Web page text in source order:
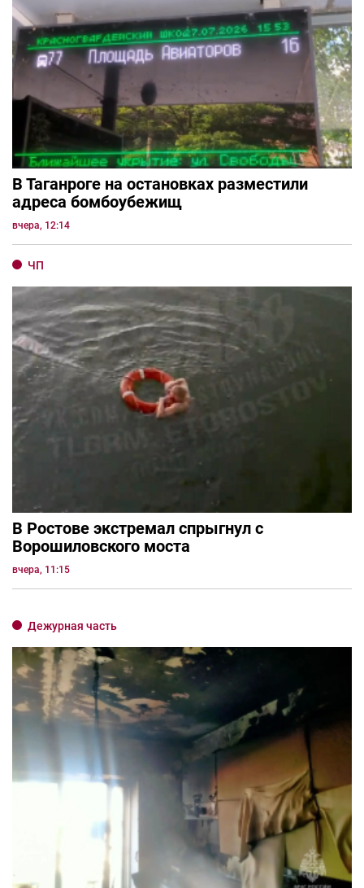
В Таганроге на остановках разместили
адреса бомбоубежищ
вчера, 12:14
ЧП
В Ростове экстремал спрыгнул с
Ворошиловского моста
вчера, 11:15
Дежурная часть